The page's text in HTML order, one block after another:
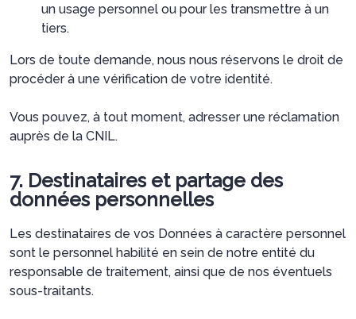
un usage personnel ou pour les transmettre à un
tiers.
Lors de toute demande, nous nous réservons le droit de
procéder à une vérification de votre identité.
Vous pouvez, à tout moment, adresser une réclamation
auprès de la CNIL.
7. Destinataires et partage des
données personnelles
Les destinataires de vos Données à caractère personnel
sont le personnel habilité en sein de notre entité du
responsable de traitement, ainsi que de nos éventuels
sous-traitants.